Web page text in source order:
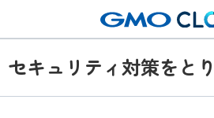
セキュリティ対策をと